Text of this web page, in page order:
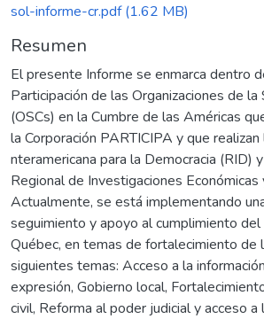
sol-informe-cr.pdf(1.62 MB)
Resumen
El presente Informe se enmarca dentro
Participación de las Organizaciones de la
(OSCs) en la Cumbre de las Américas
la Corporación PARTICIPA y que realizan
nteramericana para la Democracia (RID)
Regional de Investigaciones Económicas
Actualmente, se está implementando
seguimiento y apoyo al cumplimiento
Québec, en temas de fortalecimiento de
siguientes temas: Acceso a la
expresión, Gobierno local,
civil, Reforma al poder judicial y acceso a